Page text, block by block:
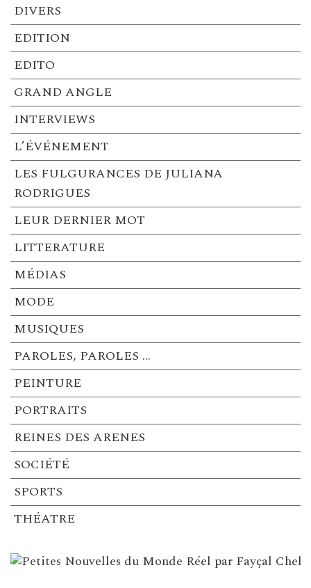
DIVERS
EDITION
EDITO
GRAND ANGLE
INTERVIEWS
L’ÉVÉNEMENT
LES FULGURANCES DE JULIANA
RODRIGUES
LEUR DERNIER MOT
LITTERATURE
MÉDIAS
MODE
MUSIQUES
PAROLES, PAROLES …
PEINTURE
PORTRAITS
REINES DES ARENES
SOCIÉTÉ
SPORTS
THÉATRE